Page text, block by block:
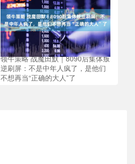
领牛策略 战魔田默｜8090后集体叛
逆刷屏：不是中年人疯了，是他们
不想再当“正确的大人”了